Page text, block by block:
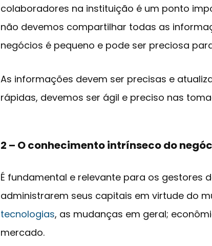
colaboradores na instituição é um ponto
não devemos compartilhar todas as
negócios é pequeno e pode ser preciosa
As informações devem ser precisas e
rápidas, devemos ser ágil e preciso nas
2 – O conhecimento intrínseco do
É fundamental e relevante para os gestores
administrarem seus capitais em virtude do
tecnologias, as mudanças em geral;
mercado.